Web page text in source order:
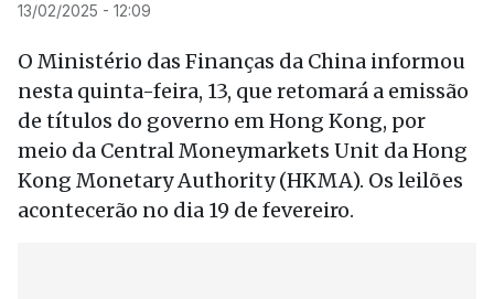
13/02/2025 - 12:09
O Ministério das Finanças da China informou
nesta quinta-feira, 13, que retomará a emissão
de títulos do governo em Hong Kong, por
meio da Central Moneymarkets Unit da Hong
Kong Monetary Authority (HKMA). Os leilões
acontecerão no dia 19 de fevereiro.